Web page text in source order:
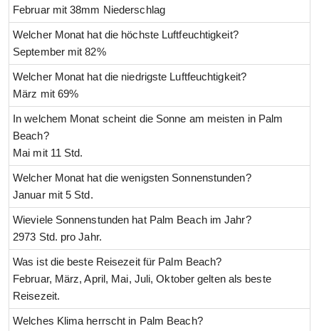
Februar mit 38mm Niederschlag
Welcher Monat hat die höchste Luftfeuchtigkeit?
September mit 82%
Welcher Monat hat die niedrigste Luftfeuchtigkeit?
März mit 69%
In welchem Monat scheint die Sonne am meisten in Palm
Beach?
Mai mit 11 Std.
Welcher Monat hat die wenigsten Sonnenstunden?
Januar mit 5 Std.
Wieviele Sonnenstunden hat Palm Beach im Jahr?
2973 Std. pro Jahr.
Was ist die beste Reisezeit für Palm Beach?
Februar, März, April, Mai, Juli, Oktober gelten als beste
Reisezeit.
Welches Klima herrscht in Palm Beach?